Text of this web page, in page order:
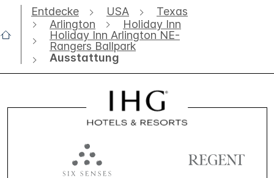
Entdecke USA
Texas
Arlington
Holiday Inn
Holiday Inn Arlington NE-
Rangers Ballpark
Ausstattung